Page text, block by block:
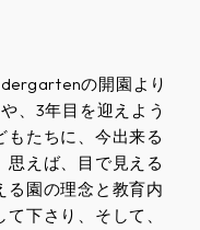
の開園より
、3年目を迎えよう
もたちに、今出来る
えば、目で見える
る園の理念と教育内
下さり、そして、